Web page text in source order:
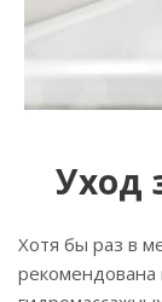
Уход
Хотя бы раз в
рекомендована